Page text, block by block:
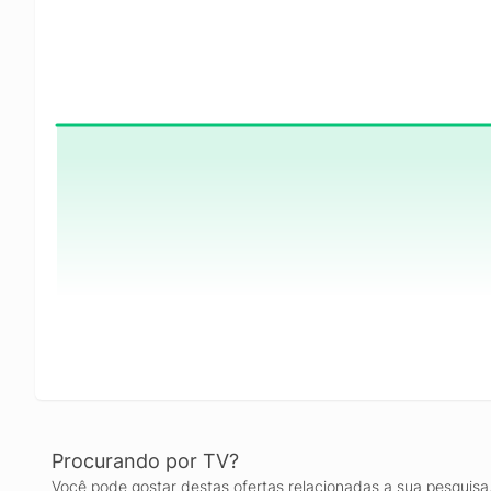
Procurando por TV?
Você pode gostar destas ofertas relacionadas a sua